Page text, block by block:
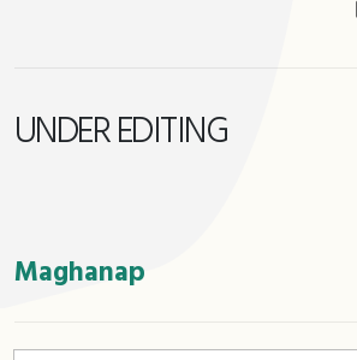
UNDER EDITING
Maghanap